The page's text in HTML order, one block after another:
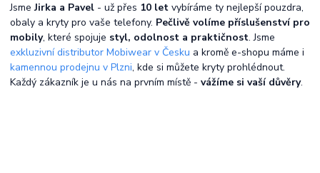
JsmeJirka a Pavel - už přes 10 let vybíráme ty nejlepší pouzdra,
obaly a kryty pro vaše telefony. Pečlivě volíme příslušenství pro
mobily, které spojuje styl, odolnost a praktičnost. Jsme
exkluzivní distributor Mobiwear v Česku a kromě e-shopu máme i
kamennou prodejnu v Plzni, kde si můžete kryty prohlédnout.
Každý zákazník je u nás na prvním místě - vážíme si vaší důvěry.